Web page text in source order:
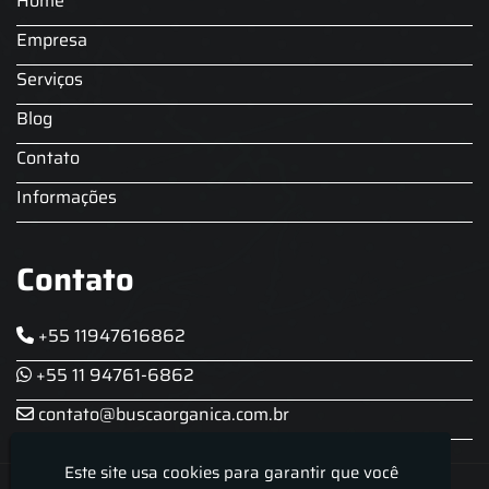
Locação Chopeira Expo
Empresa
Serviços
Blog
Contato
Informações
Contato
+55 11947616862
+55 11 94761-6862
contato@buscaorganica.com.br
Este site usa cookies para garantir que você